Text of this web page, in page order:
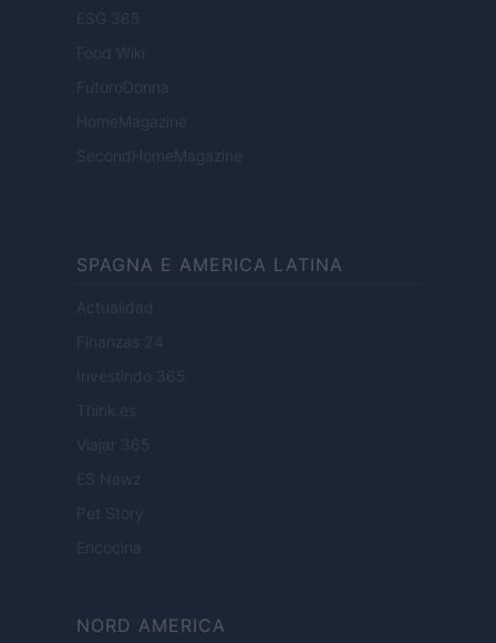
ESG 365
Food Wiki
FuturoDonna
HomeMagazine
SecondHomeMagazine
SPAGNA E AMERICA LATINA
Actualidad
Finanzas 24
Investindo 365
Think.es
Viajar 365
ES Newz
Pet Story
Encocina
NORD AMERICA